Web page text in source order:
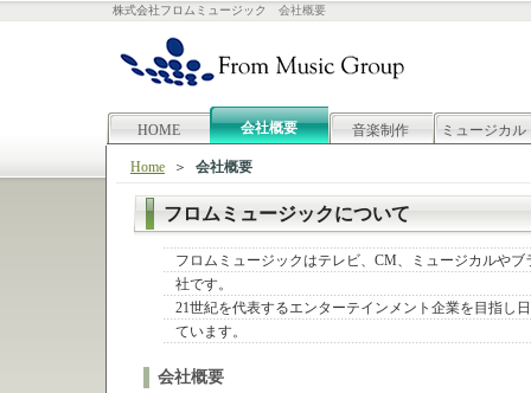
株式会社フロムミュージック 会社概要
HOME 会社概要 音楽制作 ミュージカル
Home ＞ 会社概要
フロムミュージックについて
フロムミュージックはテレビ、CM、ミュージカルや
社です。
21世紀を代表するエンターテインメント企業を目指し
ています。
会社概要